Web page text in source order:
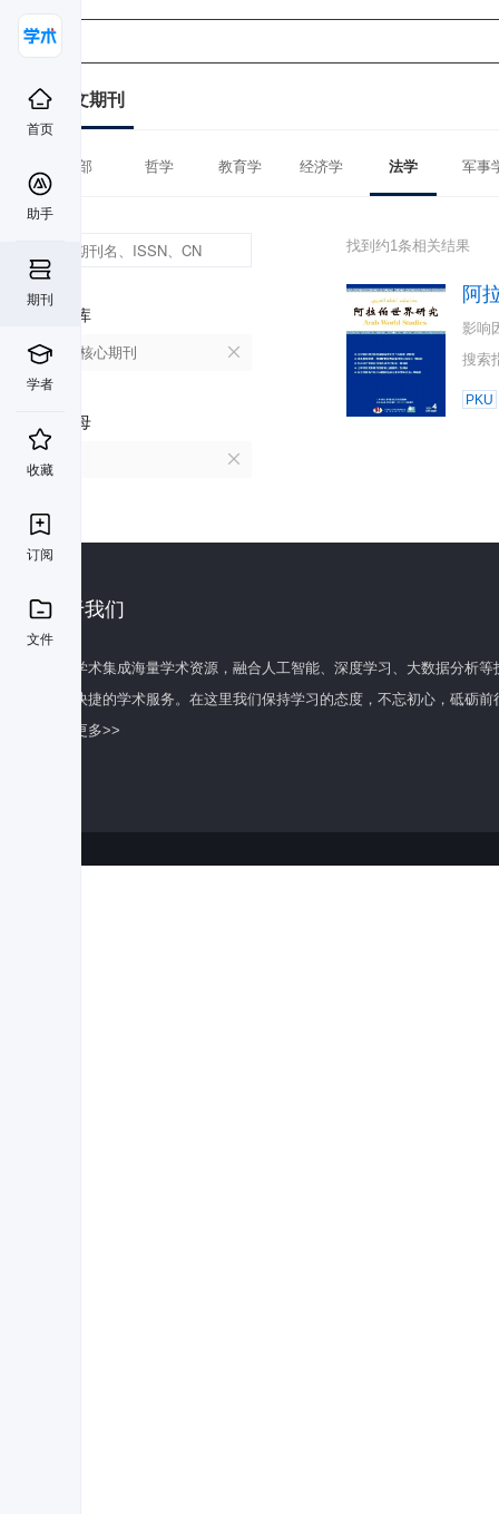
首页
助手
期刊
学者
收藏
订阅
文件
中文期刊
全部 哲学 教育学 经济学 法学 军事
数据库
北大核心期刊
首字母
找到约1条相关结果
阿
影响
搜索
PKU
关于我们
百度学术集成海量学术资源，融合人工智能、深度学习、大数据分析
全面快捷的学术服务。在这里我们保持学习的态度，不忘初心，砥砺前
了解更多>>